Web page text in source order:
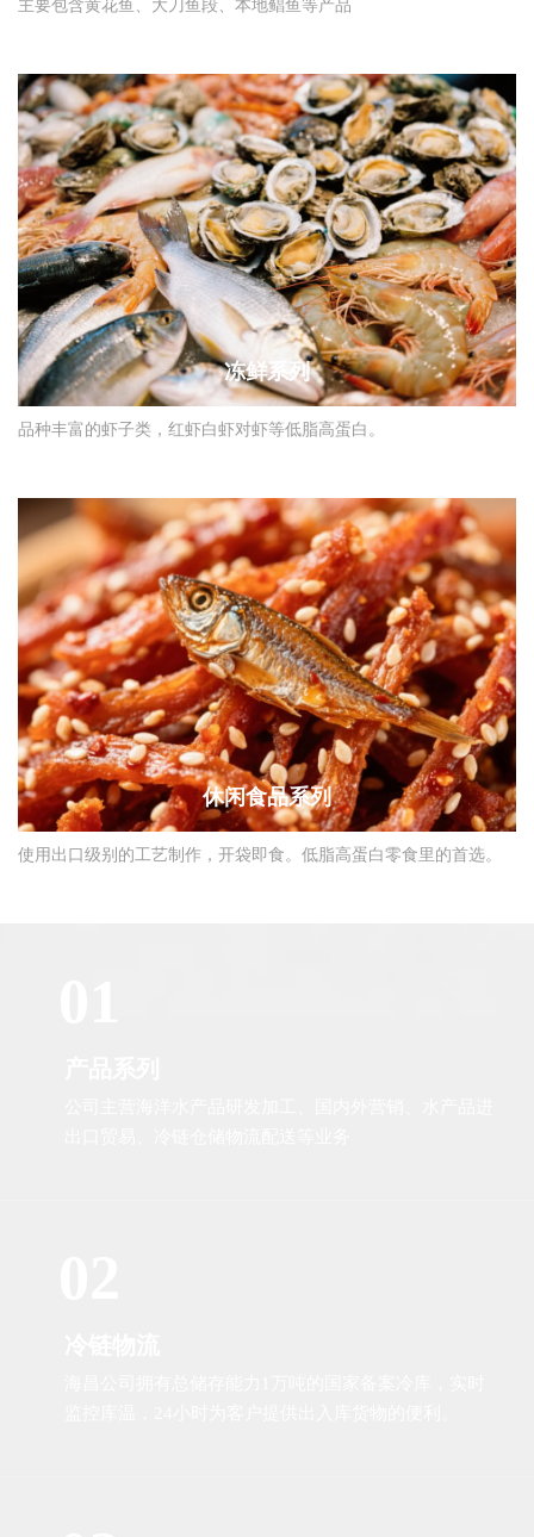
主要包含黄花鱼、大刀鱼段、本地鲳鱼等产品
冻鲜系列
品种丰富的虾子类，红虾白虾对虾等低脂高蛋白。
休闲食品系列
使用出口级别的工艺制作，开袋即食。低脂高蛋白零食里的首选。